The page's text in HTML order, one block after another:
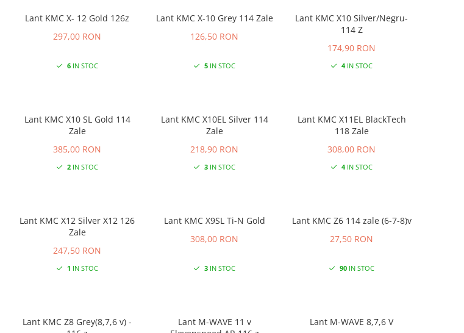
Lant KMC X- 12 Gold 126z
297,00 RON
6 IN STOC
Lant KMC X-10 Grey 114 Zale
126,50 RON
5 IN STOC
Lant KMC X10 Silver/Negru-
114 Z
174,90 RON
4IN STOC
Lant KMC X10 SL Gold 114
Zale
385,00 RON
2 IN STOC
Lant KMC X10EL Silver 114
Zale
218,90 RON
3 IN STOC
Lant KMC X11EL BlackTech
118 Zale
308,00 RON
4IN STOC
Lant KMC X12 Silver X12 126
Zale
247,50 RON
1 IN STOC
Lant KMC X9SL Ti-N Gold
308,00 RON
3 IN STOC
Lant KMC Z6 114 zale (6-7-8)v
27,50 RON
90 IN STOC
Lant KMC Z8 Grey(8,7,6 v) -
Lant M-WAVE 11 v
Lant M-WAVE 8,7,6 V